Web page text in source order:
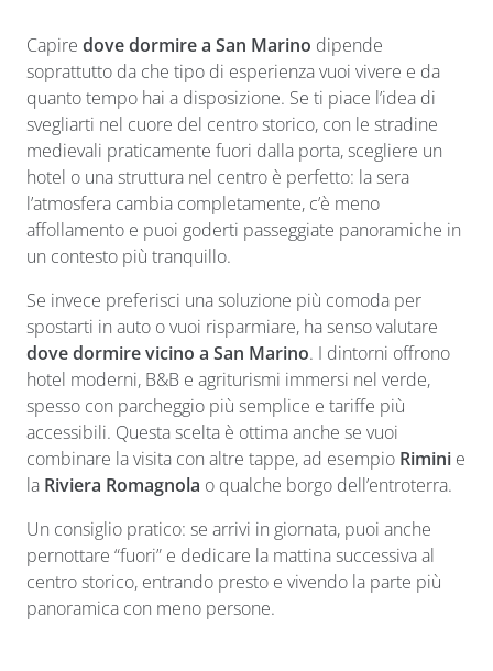
Capire dove dormire a San Marino dipende
soprattutto da che tipo di esperienza vuoi vivere e da
quanto tempo hai a disposizione. Se ti piace l’idea di
svegliarti nel cuore del centro storico, con le stradine
medievali praticamente fuori dalla porta, scegliere un
hotel o una struttura nel centro è perfetto: la sera
l’atmosfera cambia completamente, c’è meno
affollamento e puoi goderti passeggiate panoramiche in
un contesto più tranquillo.
Se invece preferisci una soluzione più comoda per
spostarti in auto o vuoi risparmiare, ha senso valutare
dove dormire vicino a San Marino. I dintorni offrono
hotel moderni, B&B e agriturismi immersi nel verde,
spesso con parcheggio più semplice e tariffe più
accessibili. Questa scelta è ottima anche se vuoi
combinare la visita con altre tappe, ad esempio Rimini e
la Riviera Romagnola o qualche borgo dell’entroterra.
Un consiglio pratico: se arrivi in giornata, puoi anche
pernottare “fuori” e dedicare la mattina successiva al
centro storico, entrando presto e vivendo la parte più
panoramica con meno persone.